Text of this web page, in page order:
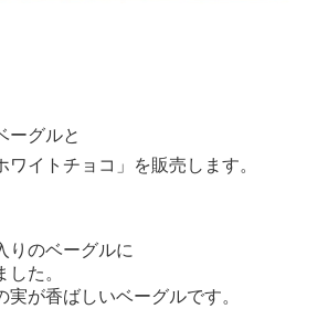
ーグルと
ワイトチョコ」を販売します。
りのベーグルに
た。
実が香ばしいベーグルです。